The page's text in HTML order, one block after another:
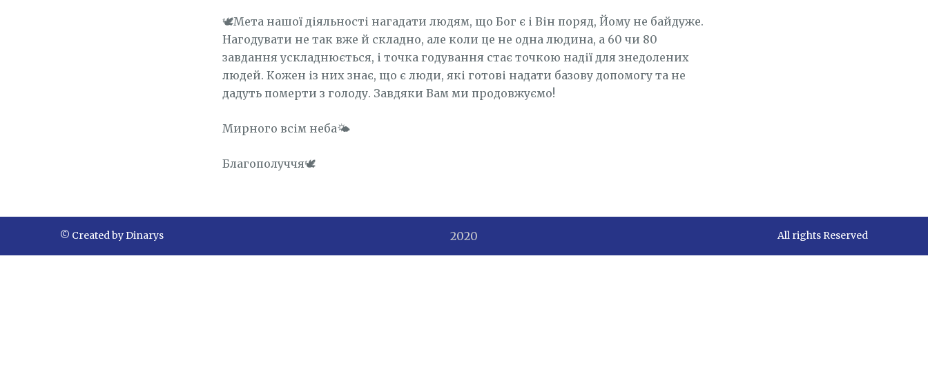
🕊️Мета нашої діяльності нагадати людям, що Бог є і Він поряд, Йому не байдуже.
Нагодувати не так вже й складно, але коли це не одна людина, а 60 чи 80
завдання ускладнюється, і точка годування стає точкою надії для знедолених
людей. Кожен із них знає, що є люди, які готові надати базову допомогу та не
дадуть померти з голоду. Завдяки Вам ми продовжуємо!
Мирного всім неба🌤️
Благополуччя🕊️
© Created by Dinarys 2020 All rights Reserved